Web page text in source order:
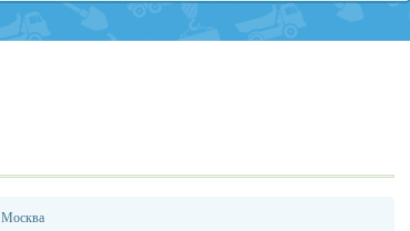
Москва